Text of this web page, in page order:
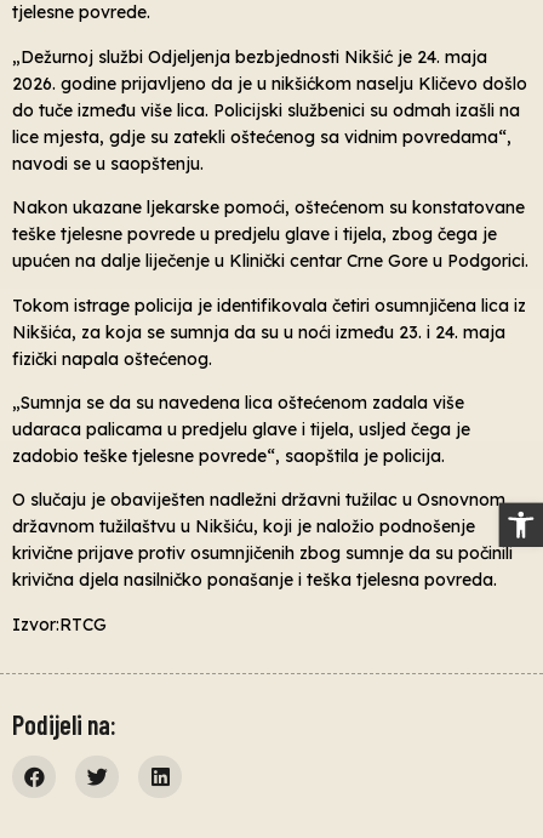
tjelesne povrede.
„Dežurnoj službi Odjeljenja bezbjednosti Nikšić je 24. maja
2026. godine prijavljeno da je u nikšićkom naselju Kličevo došlo
do tuče između više lica. Policijski službenici su odmah izašli na
lice mjesta, gdje su zatekli oštećenog sa vidnim povredama“,
navodi se u saopštenju.
Nakon ukazane ljekarske pomoći, oštećenom su konstatovane
teške tjelesne povrede u predjelu glave i tijela, zbog čega je
upućen na dalje liječenje u Klinički centar Crne Gore u Podgorici.
Tokom istrage policija je identifikovala četiri osumnjičena lica iz
Nikšića, za koja se sumnja da su u noći između 23. i 24. maja
fizički napala oštećenog.
„Sumnja se da su navedena lica oštećenom zadala više
udaraca palicama u predjelu glave i tijela, usljed čega je
zadobio teške tjelesne povrede“, saopštila je policija.
O slučaju je obaviješten nadležni državni tužilac u Osnovnom
državnom tužilaštvu u Nikšiću, koji je naložio podnošenje
krivične prijave protiv osumnjičenih zbog sumnje da su počinili
krivična djela nasilničko ponašanje i teška tjelesna povreda.
Izvor:RTCG
Podijeli na: